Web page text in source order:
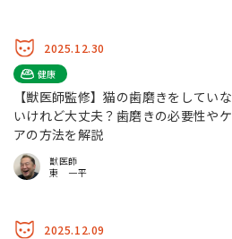
2025.12.30
健康
【獣医師監修】猫の歯磨きをしていな
いけれど大丈夫？歯磨きの必要性やケ
アの方法を解説
獣医師
東 一平
2025.12.09